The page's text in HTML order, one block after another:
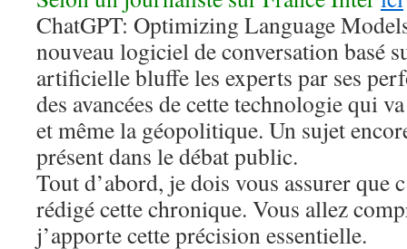
ChatGPT: Optimizing Language
nouveau logiciel de conversation basé
artificielle bluffe les experts par ses
des avancées de cette technologie qui
et même la géopolitique. Un sujet
présent dans le débat public.
Tout d’abord, je dois vous assurer que
rédigé cette chronique. Vous allez
j’apporte cette précision essentielle.